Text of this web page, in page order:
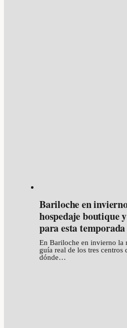
Bariloche en
hospedaje boutique
para esta temporada
En Bariloche en invierno la
guía real de los tres centros
dónde…